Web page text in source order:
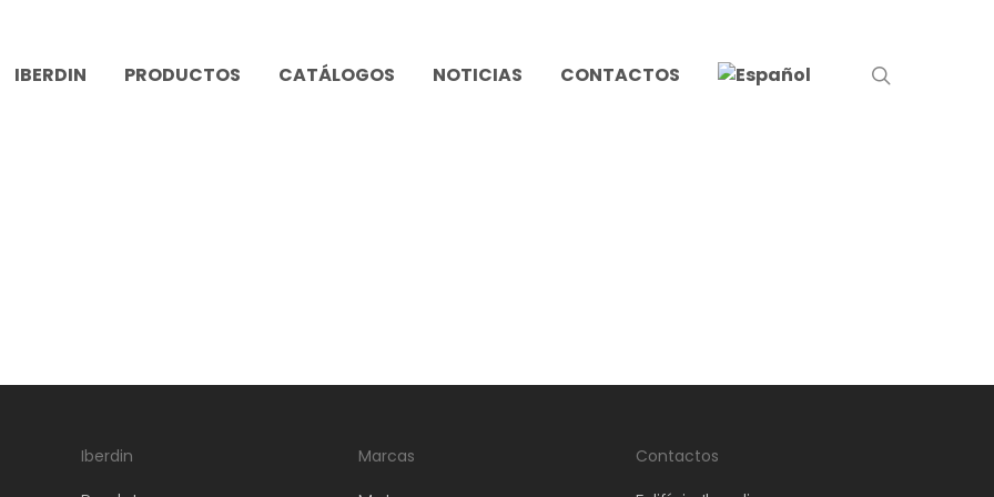
IBERDIN PRODUCTOS CATÁLOGOS NOTICIAS CONTACTOS
Iberdin Marcas Contactos